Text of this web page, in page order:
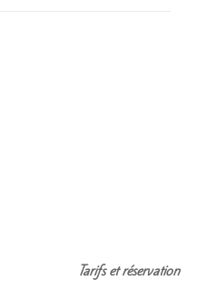
Tarifs et réservation